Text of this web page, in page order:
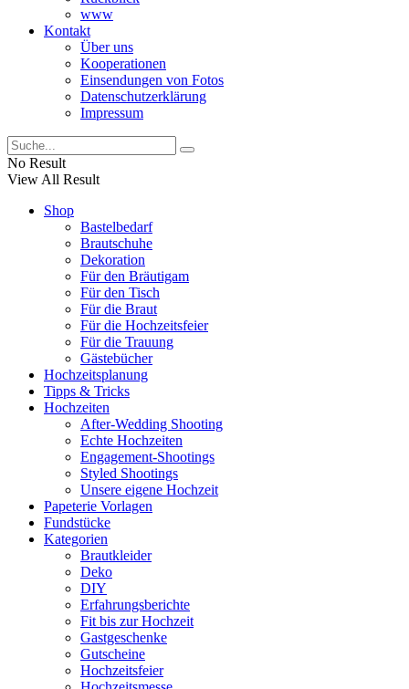
www
Kontakt
Über uns
Kooperationen
Einsendungen von Fotos
Datenschutzerklärung
Impressum
No Result
View All Result
Shop
Bastelbedarf
Brautschuhe
Dekoration
Für den Bräutigam
Für den Tisch
Für die Braut
Für die Hochzeitsfeier
Für die Trauung
Gästebücher
Hochzeitsplanung
Tipps & Tricks
Hochzeiten
After-Wedding Shooting
Echte Hochzeiten
Engagement-Shootings
Styled Shootings
Unsere eigene Hochzeit
Papeterie Vorlagen
Fundstücke
Kategorien
Brautkleider
Deko
DIY
Erfahrungsberichte
Fit bis zur Hochzeit
Gastgeschenke
Gutscheine
Hochzeitsfeier